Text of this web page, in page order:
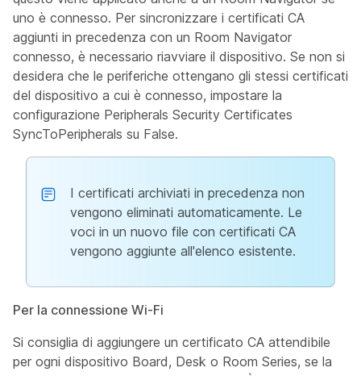
uno è connesso. Per sincronizzare i certificati CA
aggiunti in precedenza con un Room Navigator
connesso, è necessario riavviare il dispositivo. Se non si
desidera che le periferiche ottengano gli stessi certificati
del dispositivo a cui è connesso, impostare la
configurazione Peripherals Security Certificates
SyncToPeripherals su False.
I certificati archiviati in precedenza non
vengono eliminati automaticamente. Le
voci in un nuovo file con certificati CA
vengono aggiunte all'elenco esistente.
Per la connessione Wi-Fi
Si consiglia di aggiungere un certificato CA attendibile
per ogni dispositivo Board, Desk o Room Series, se la